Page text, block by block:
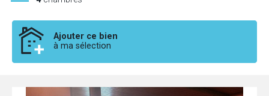
Ajouter ce bien
à ma sélection